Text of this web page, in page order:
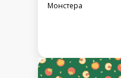
Монстера